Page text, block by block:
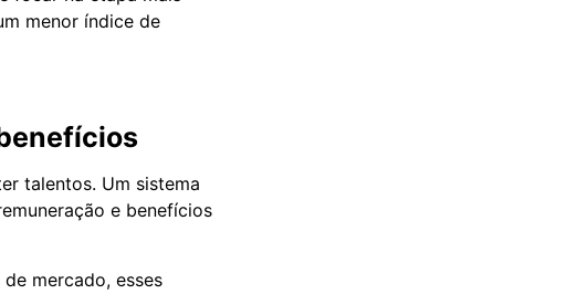
menor índice de
talentos. Um sistema
e benefícios
mercado, esses